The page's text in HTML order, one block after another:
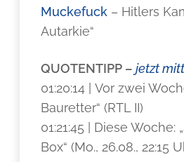
Muckefuck – Hitlers
Autarkie“
QUOTENTIPP –jetzt
01:20:14 | Vor zwei
Bauretter“ (RTL II)
01:21:45 | Diese Woche: „
Box“ (Mo., 26.08., 22:15